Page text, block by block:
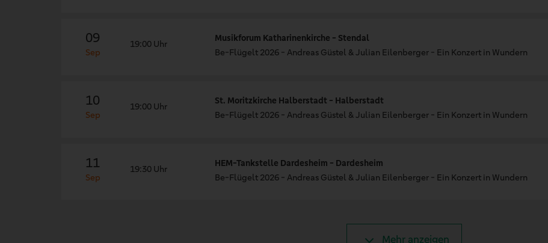
09
Sep
19:00 Uhr
Musikforum Katharinenkirche - Stendal
Be-Flügelt 2026 - Andreas Güstel & Julian Eilenberger - Ein Konzert in Wundern
10
Sep
19:00 Uhr
St. Moritzkirche Halberstadt - Halberstadt
Be-Flügelt 2026 - Andreas Güstel & Julian Eilenberger - Ein Konzert in Wundern
11
Sep
19:30 Uhr
HEM-Tankstelle Dardesheim - Dardesheim
Be-Flügelt 2026 - Andreas Güstel & Julian Eilenberger - Ein Konzert in Wundern
Mehr anzeigen